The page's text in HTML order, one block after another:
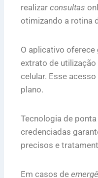
realizar consultas
otimizando a rotina
O aplicativo oferece
extrato de
celular. Esse
plano.
Tecnologia de
credenciadas
precisos e
Em casos de